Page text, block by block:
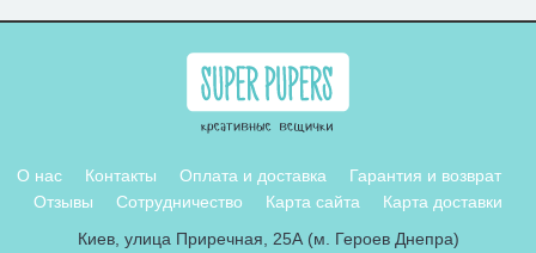
О нас Контакты Оплата и доставка
Гарантия и возврат
Отзывы
Сотрудничество Карта сайта
Карта доставки
Киев, улица Приречная, 25А (м. Героев Днепра)